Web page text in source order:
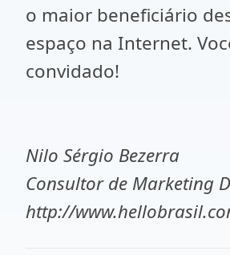
o maior beneficiário
espaço na Internet.
convidado!
Nilo Sérgio Bezerra
Consultor de Marketing
http://